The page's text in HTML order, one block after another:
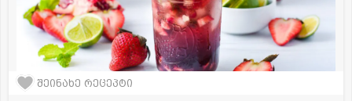
შეინახე რეცეპტი